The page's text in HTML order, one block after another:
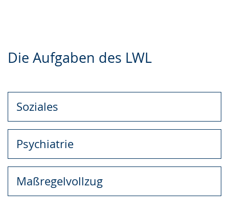
Die Aufgaben des LWL
Leichten
wechseln.
Audio-
Video
Deutscher
Gebärdensprache
wird
Soziales
Psychiatrie
Maßregelvollzug